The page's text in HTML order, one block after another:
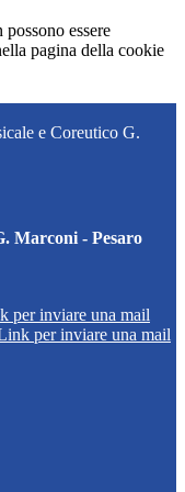
essere
pagina della cookie
e Coreutico G.
Marconi - Pesaro
per inviare una mail
per inviare una mail